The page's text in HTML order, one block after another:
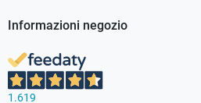
Informazioni negozio
1.619